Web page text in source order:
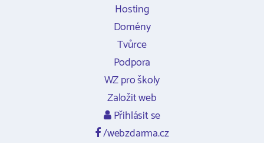
Hosting
Domény
Tvůrce
Podpora
WZ pro školy
Založit web
Přihlásit se
/webzdarma.cz